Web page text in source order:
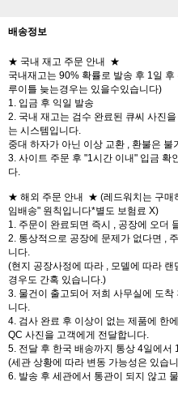
배송정보
★ 국내 재고 주문 안내 ★
국내재고는 90% 확률로 발송 후 1일
루이틀 늦는경우는 있을수있습니다)
1. 입금 후 익일 발송
2. 국내 재고는 검수 완료된 큐씨 사진
는 시스템입니다.
중대 하자가 아닌 이상 교환 , 환불은 불
3. 사이트 주문 후 "1시간 이내" 입금 확
다.
★ 해외 주문 안내 ★ (레드워치는 구매
임배송" 원칙입니다*별도 보험료 X)
1. 주문이 완료되면 즉시 , 공장에 오더
2. 통상적으로 공장에 문제가 없다면 ,
니다.
(현지 공장사정에 따라 , 모델에 따라
경우도 간혹 있습니다.)
3. 물건이 출고되어 저희 사무실에 도
니다.
4. 검사 완료 후 이상이 없는 제품에 한
QC 사진을 고객에게 전달합니다.
5. 전달 후 한국 배송까지 통상 4일에서
(세관 상황에 따라 변동 가능성은 있습
6. 발송 후 세관에서 통관이 되지 않고